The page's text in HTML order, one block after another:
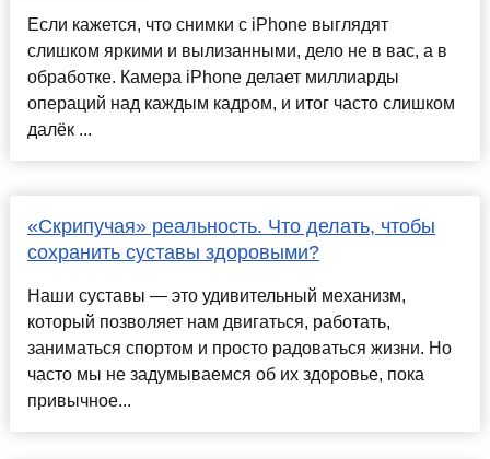
Если кажется, что снимки с iPhone выглядят
слишком яркими и вылизанными, дело не в вас, а в
обработке. Камера iPhone делает миллиарды
операций над каждым кадром, и итог часто слишком
далёк ...
«Скрипучая» реальность. Что делать, чтобы
сохранить суставы здоровыми?
Наши суставы — это удивительный механизм,
который позволяет нам двигаться, работать,
заниматься спортом и просто радоваться жизни. Но
часто мы не задумываемся об их здоровье, пока
привычное...